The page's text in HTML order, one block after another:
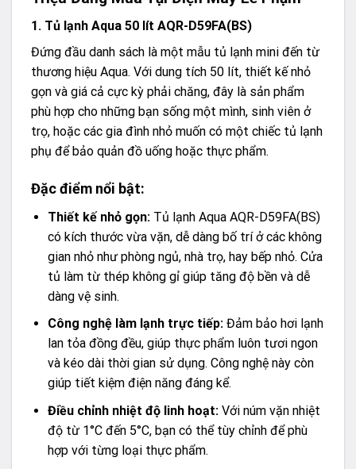
1. Tủ lạnh Aqua 50 lít AQR-D59FA(BS)
Đứng đầu danh sách là một mẫu tủ lạnh mini đến từ
thương hiệu Aqua. Với dung tích 50 lít, thiết kế nhỏ
gọn và giá cả cực kỳ phải chăng, đây là sản phẩm
phù hợp cho những bạn sống một mình, sinh viên ở
trọ, hoặc các gia đình nhỏ muốn có một chiếc tủ lạnh
phụ để bảo quản đồ uống hoặc thực phẩm.
Đặc điểm nổi bật:
Thiết kế nhỏ gọn:Tủ lạnh Aqua AQR-D59FA(BS)
có kích thước vừa vặn, dễ dàng bố trí ở các không
gian nhỏ như phòng ngủ, nhà trọ, hay bếp nhỏ. Cửa
tủ làm từ thép không gỉ giúp tăng độ bền và dễ
dàng vệ sinh.
Công nghệ làm lạnh trực tiếp:Đảm bảo hơi lạnh
lan tỏa đồng đều, giúp thực phẩm luôn tươi ngon
và kéo dài thời gian sử dụng. Công nghệ này còn
giúp tiết kiệm điện năng đáng kể.
Điều chỉnh nhiệt độ linh hoạt:Với núm vặn nhiệt
độ từ 1°C đến 5°C, bạn có thể tùy chỉnh để phù
hợp với từng loại thực phẩm.